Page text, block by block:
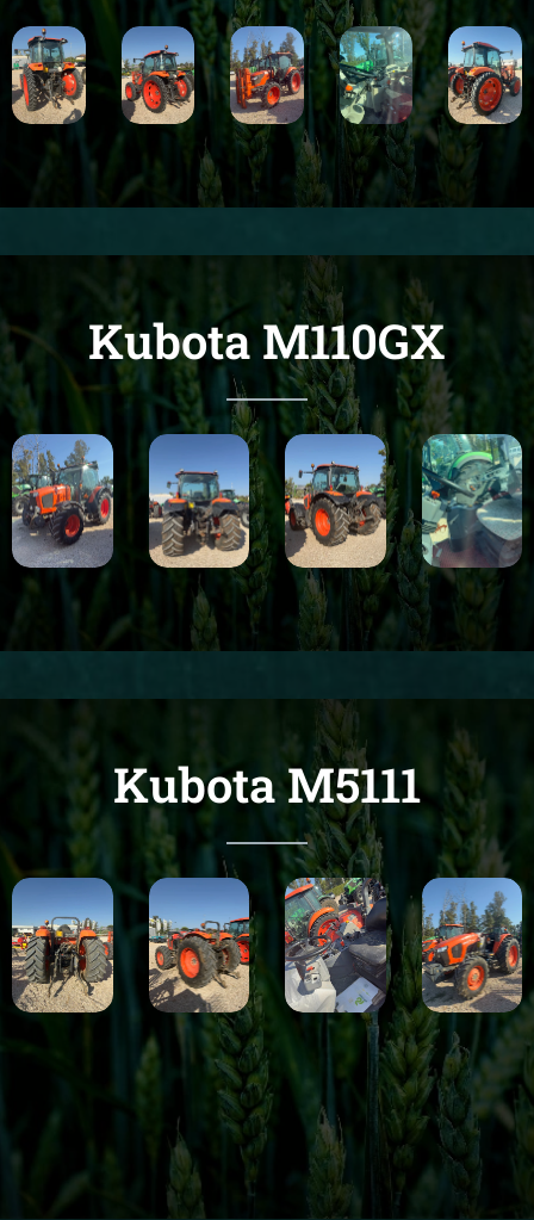
Kubota M110GX
Kubota M5111